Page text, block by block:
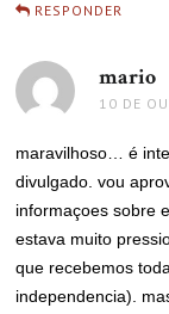
RESPONDER
mario
10 DE
maravilhoso… é
divulgado. vou
informaçoes sobre
estava muito
que recebemos
independencia).